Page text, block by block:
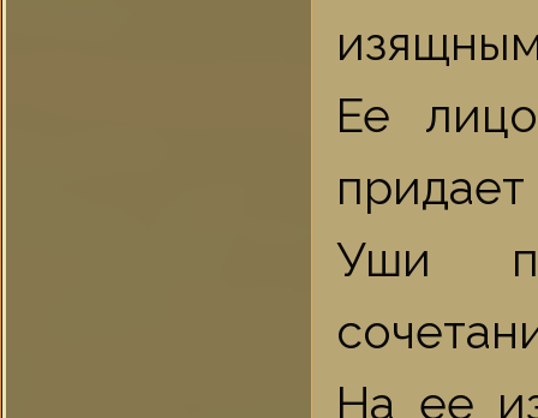
Ее
придает
Уши
На ее